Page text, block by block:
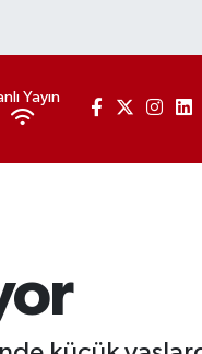
Yayın